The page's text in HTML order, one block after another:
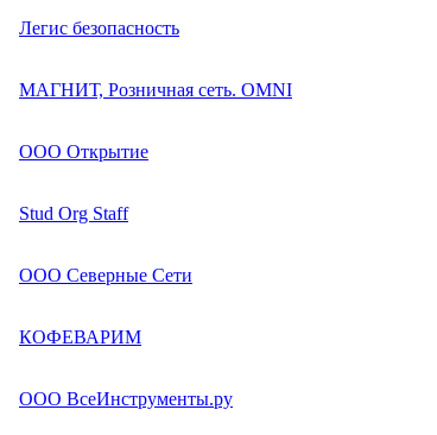
Легис безопасность
МАГНИТ, Розничная сеть. OMNI
ООО Открытие
Stud Org Staff
ООО Северные Сети
КОФЕВАРИМ
ООО ВсеИнструменты.ру